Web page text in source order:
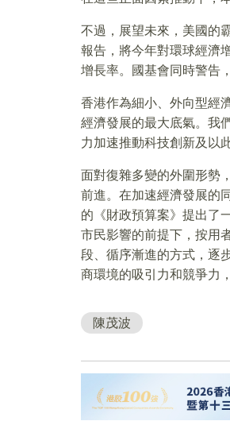
不過，展望未來，美國的
報告，將今年對環球經濟
增長率。國基會同時警告
香港作為細小、外向型經
經濟發展的最大底氣。我
力加速推動科技創新及以
面對復雜多變的外圍形勢
前進。在加速經濟發展的
的《財政預算案》提出了
市民影響的前提下，按用
段、循序漸進的方式，逐
商環境的吸引力和競爭力
陳茂波